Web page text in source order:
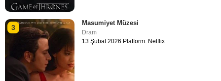
3
Masumiyet Müzesi
Dram
13 Şubat 2026 Platform: Netflix